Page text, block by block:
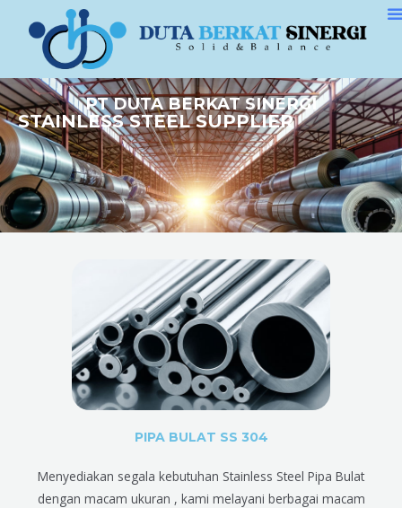
PT DUTA BERKAT SINERGI
STAINLESS STEEL SUPPLIER
PIPA BULAT SS 304
Menyediakan segala kebutuhan Stainless Steel Pipa Bulat
dengan macam ukuran , kami melayani berbagai macam